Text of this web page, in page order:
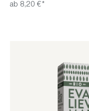
ab 8,20 €*